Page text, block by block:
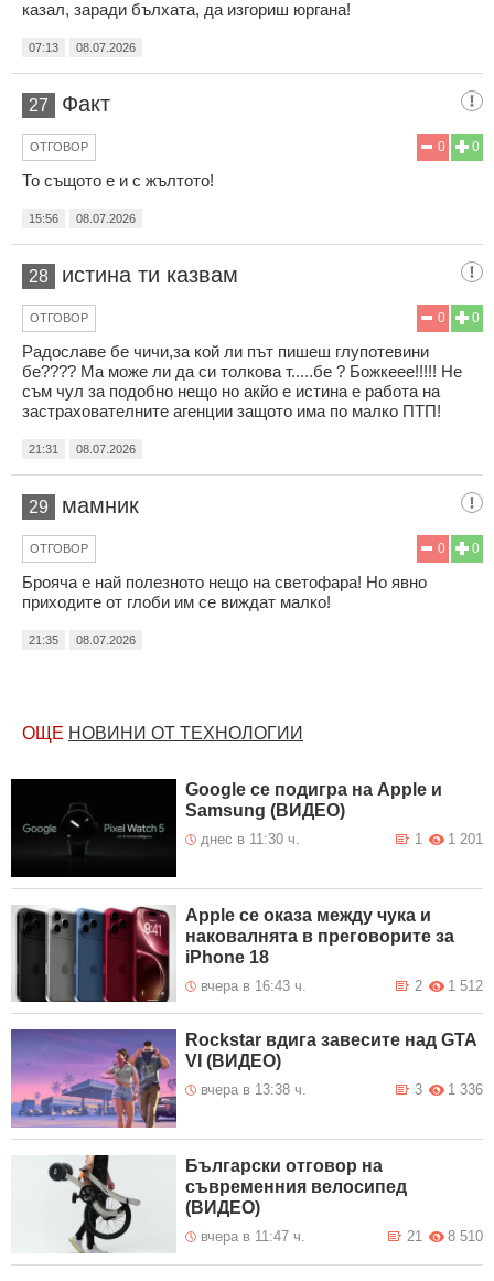
казал, заради бълхата, да изгориш юргана!
07:13 08.07.2026
27 Факт
0
0
ОТГОВОР
То същото е и с жълтото!
15:56 08.07.2026
28 истина ти казвам
0
0
ОТГОВОР
Радославе бе чичи,за кой ли път пишеш глупотевини
бе???? Ма може ли да си толкова т.....бе ? Божкеее!!!!! Не
съм чул за подобно нещо но акйо е истина е работа на
застрахователните агенции защото има по малко ПТП!
21:31 08.07.2026
29 мамник
0
0
ОТГОВОР
Брояча е най полезното нещо на светофара! Но явно
приходите от глоби им се виждат малко!
21:35 08.07.2026
ОЩЕ НОВИНИ ОТ ТЕХНОЛОГИИ
Google се подигра на Apple и
Samsung (ВИДЕО)
днес в 11:30 ч. 1 201
1
Apple се оказа между чука и
наковалнята в преговорите за
iPhone 18
вчера в 16:43 ч. 1 512
2
Rockstar вдига завесите над GTA
VI (ВИДЕО)
вчера в 13:38 ч. 1 336
3
Български отговор на
съвременния велосипед
(ВИДЕО)
вчера в 11:47 ч. 8 510
21